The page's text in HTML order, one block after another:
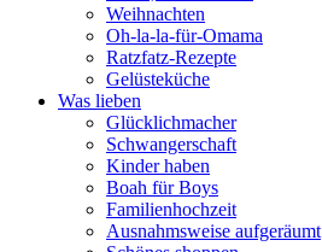
Weihnachten
Oh-la-la-für-Omama
Ratzfatz-Rezepte
Gelüsteküche
Was lieben
Glücklichmacher
Schwangerschaft
Kinder haben
Boah für Boys
Familienhochzeit
Ausnahmsweise aufgeräumt